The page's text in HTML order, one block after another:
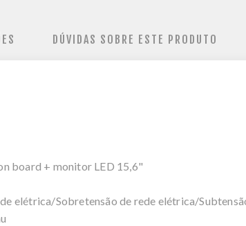
DÚVIDAS SOBRE ESTE PRODUTO
board + monitor LED 15,6"
elétrica/Sobretensão de rede elétrica/